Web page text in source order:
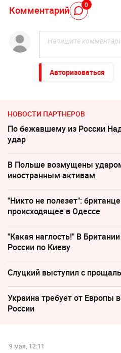
Комментарий 0
Авторизоваться
НОВОСТИ ПАРТНЕРОВ
По бежавшему из России
удар
В Польше возмущены
иностранным активам
"Никто не полезет":
происходящее в Одессе
"Какая наглость!" В
России по Киеву
Слуцкий выступил с
Украина требует от Европы
России
9 мая, 12:11